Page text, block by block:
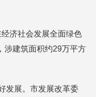
济社会发展全面绿色
涉建筑面积约29万平方
发展。市发展改革委